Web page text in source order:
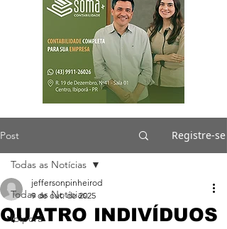
Post Registre-se
Todas as Notícias
Ibiporã
Todas as Notícias
QUATRO INDIVÍDUOS
jeffersonpinheirod
9 de out. de 2025